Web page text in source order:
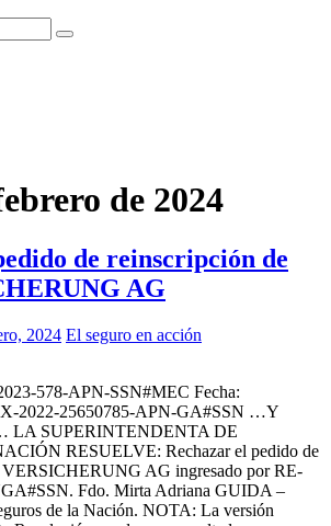
de 2024
de reinscripción de
AG
2024 El seguro en acción
578-APN-SSN#MEC Fecha:
2022-25650785-APN-GA#SSN …Y
LA SUPERINTENDENTA DE
RESUELVE: Rechazar el pedido de
AG ingresado por RE-
Fdo. Mirta Adriana GUIDA –
de la Nación. NOTA: La versión